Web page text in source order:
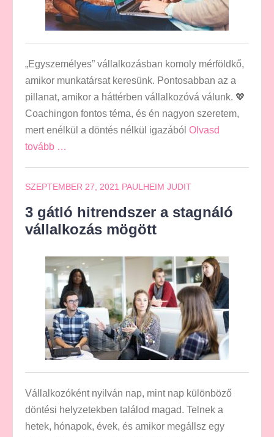
„Egyszemélyes” vállalkozásban komoly mérföldkő,
amikor munkatársat keresünk. Pontosabban az a
pillanat, amikor a háttérben vállalkozóvá válunk. 💖
Coachingon fontos téma, és én nagyon szeretem,
mert enélkül a döntés nélkül igazából Olvasd
tovább …
SZEPTEMBER 27, 2021 PAULHEIM JUDIT
3 gátló hitrendszer a stagnáló
vállalkozás mögött
Vállalkozóként nyilván nap, mint nap különböző
döntési helyzetekben találod magad. Telnek a
hetek, hónapok, évek, és amikor megállsz egy